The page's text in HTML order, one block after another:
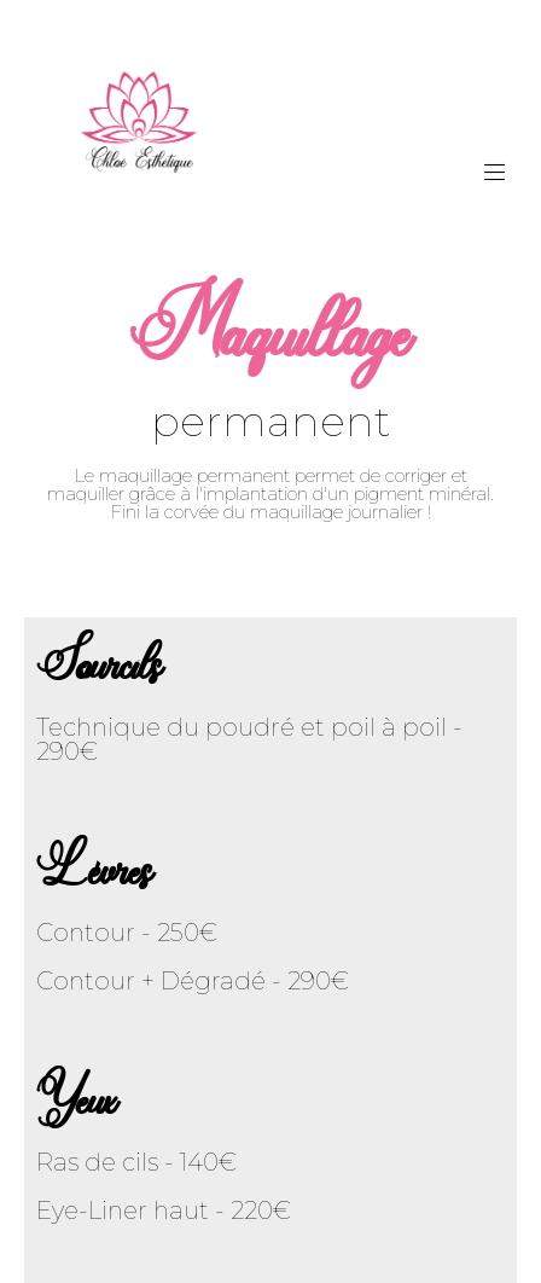
Maquillage
permanent
Le maquillage permanent permet de corriger et
maquiller grâce à l'implantation d'un pigment minéral.
Fini la corvée du maquillage journalier !
Sourcils
Technique du poudré et poil à poil -
290€
Lèvres
Contour - 250€
Contour + Dégradé - 290€
Yeux
Ras de cils - 140€
Eye-Liner haut - 220€